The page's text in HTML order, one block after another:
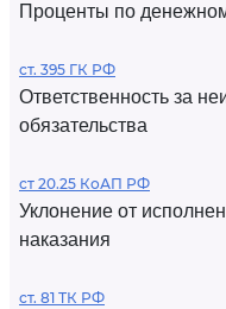
Проценты по
ст. 395 ГК РФ
Ответственность за
обязательства
ст 20.25 КоАП РФ
Уклонение от
наказания
ст. 81 ТК РФ